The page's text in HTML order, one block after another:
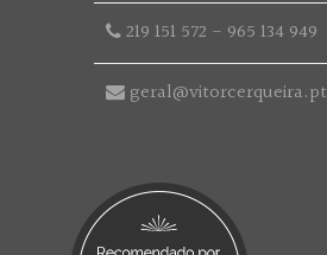
219 151 572 - 965 134 949
geral@vitorcerqueira.pt